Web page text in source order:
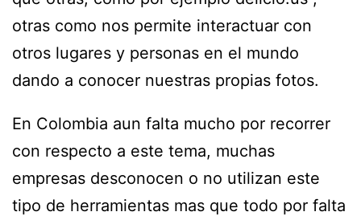
otras como nos permite interactuar con
otros lugares y personas en el mundo
dando a conocer nuestras propias fotos.
En Colombia aun falta mucho por recorrer
con respecto a este tema, muchas
empresas desconocen o no utilizan este
tipo de herramientas mas que todo por falta